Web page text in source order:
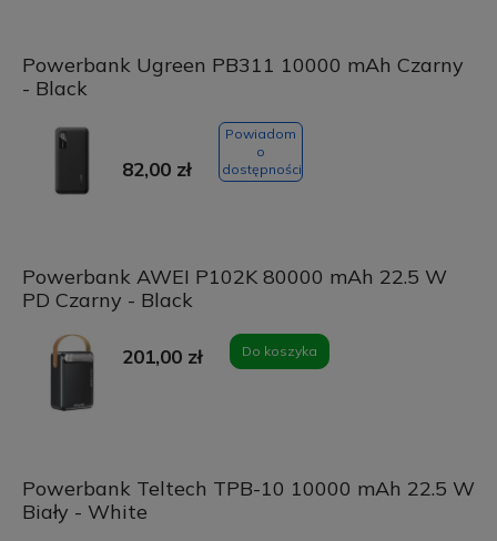
Powerbank Ugreen PB311 10000 mAh Czarny
- Black
82,00 zł
Powiadom
o
dostępności
Powerbank AWEI P102K 80000 mAh 22.5 W
PD Czarny - Black
201,00 zł Do koszyka
Powerbank Teltech TPB-10 10000 mAh 22.5 W
Biały - White